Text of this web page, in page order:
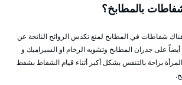
بالمطابخ؟
شفاطات في المطابخ لمنع تكدس الروائح الناتجة عن
على جدران المطابخ وتشويه الرخام او السيراميك و
براحة بالتنفس بشكل أكبر أثناء قيام الشفاط بشفط